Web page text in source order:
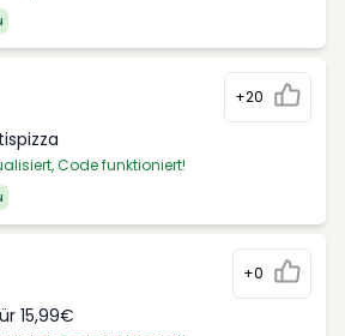
+20
Code funktioniert!
+0
15,99€